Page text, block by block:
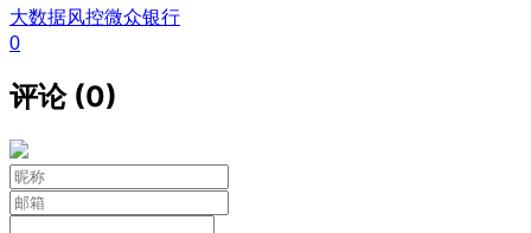
大数据风控微众银行
0
评论 (0)